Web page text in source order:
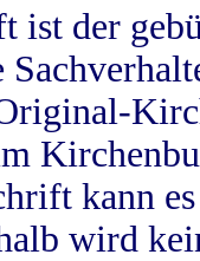
ist der
kann
wird